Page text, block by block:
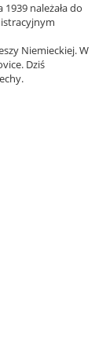
należała do
Niemieckiej. W
Dziś